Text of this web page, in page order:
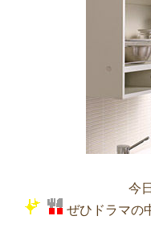
今
ぜひドラマの